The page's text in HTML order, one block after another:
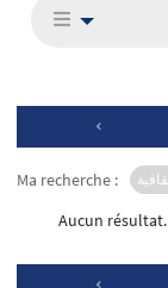
Ma recherche :
Aucun résultat.